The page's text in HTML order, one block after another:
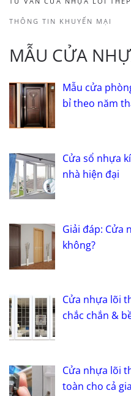
THÔNG TIN KHUYẾN MẠI
MẪU CỬA
Mẫu cửa
bỉ theo năm
Cửa sổ nhựa
nhà hiện đại
Giải đáp: Cửa
không?
Cửa nhựa lõi
chắc chắn &
Cửa nhựa lõi
toàn cho cả